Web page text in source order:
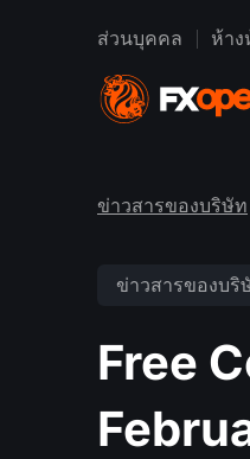
ส่วนบุคคล ห้า
ข่าวสารของบริษัท
ข่าวสารของบริ
Free